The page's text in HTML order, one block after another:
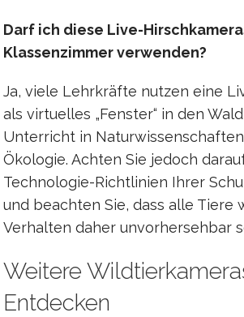
Darf ich diese Live-
Klassenzimmer verwenden?
Ja, viele Lehrkräfte nutzen eine
als virtuelles „Fenster“ in den
Unterricht in
Ökologie. Achten Sie jedoch
Technologie-Richtlinien Ihrer
und beachten Sie, dass alle Tiere
Verhalten daher unvorhersehbar
Weitere
Entdecken